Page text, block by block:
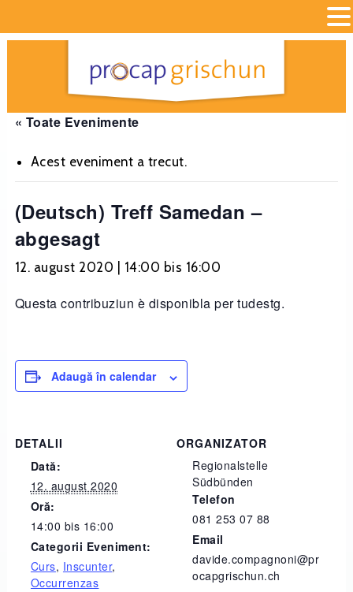
« Toate Evenimente
Acest eveniment a trecut.
(Deutsch) Treff Samedan –
abgesagt
12. august 2020 | 14:00 bis 16:00
Questa contribuziun è disponibla per tudestg.
Adaugă în calendar
DETALII
Dată:
12. august 2020
Oră:
14:00 bis 16:00
Categorii Eveniment:
Curs, Inscunter,
Occurrenzas
ORGANIZATOR
Regionalstelle
Südbünden
Telefon
081 253 07 88
Email
davide.compagnoni@pr
ocapgrischun.ch